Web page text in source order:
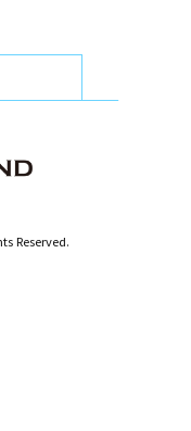
Reserved.